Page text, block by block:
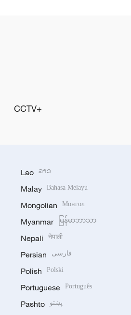
CCTV+
Lao ລາວ
Malay Bahasa Melayu
Mongolian Монгол
Myanmar မြန်မာဘာသာ
Nepali नेपाली
Persian فارسی
Polish Polski
Portuguese Português
Pashto پښتو